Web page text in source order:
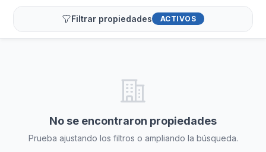
Filtrar propiedades ACTIVOS
No se encontraron propiedades
Prueba ajustando los filtros o ampliando la búsqueda.